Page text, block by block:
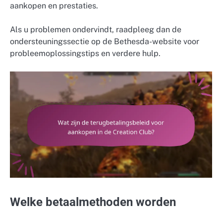
aankopen en prestaties.
Als u problemen ondervindt, raadpleeg dan de
ondersteuningssectie op de Bethesda-website voor
probleemoplossingstips en verdere hulp.
Welke betaalmethoden worden